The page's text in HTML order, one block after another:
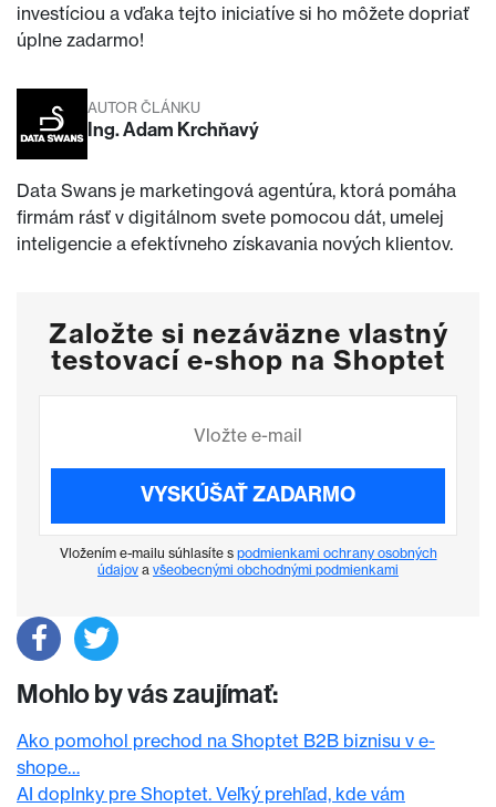
investíciou a vďaka tejto iniciatíve si ho môžete dopriať
úplne zadarmo!
AUTOR ČLÁNKU
Ing. Adam Krchňavý
Data Swans je marketingová agentúra, ktorá pomáha
firmám rásť v digitálnom svete pomocou dát, umelej
inteligencie a efektívneho získavania nových klientov.
Založte si nezáväzne vlastný
testovací e-shop na Shoptet
VYSKÚŠAŤ ZADARMO
Vložením e-mailu súhlasíte s podmienkami ochrany osobných
údajov a všeobecnými obchodnými podmienkami
Mohlo by vás zaujímať:
Ako pomohol prechod na Shoptet B2B biznisu v e-
shope…
AI doplnky pre Shoptet. Veľký prehľad, kde vám